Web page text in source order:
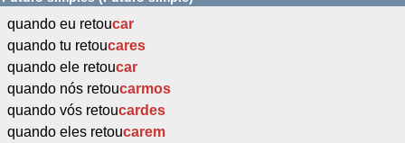
quando eu retoucar
quando tu retoucares
quando ele retoucar
quando nós retoucarmos
quando vós retoucardes
quando eles retoucarem